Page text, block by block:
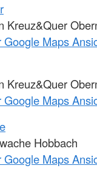
Kreuz&Quer
Google Maps
Kreuz&Quer
Google Maps
Hobbach
Google Maps